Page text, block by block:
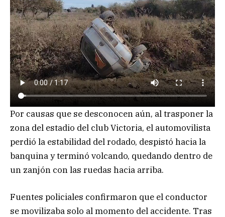
Por causas que se desconocen aún, al trasponer la
zona del estadio del club Victoria, el automovilista
perdió la estabilidad del rodado, despistó hacia la
banquina y terminó volcando, quedando dentro de
un zanjón con las ruedas hacia arriba.
Fuentes policiales confirmaron que el conductor
se movilizaba solo al momento del accidente. Tras